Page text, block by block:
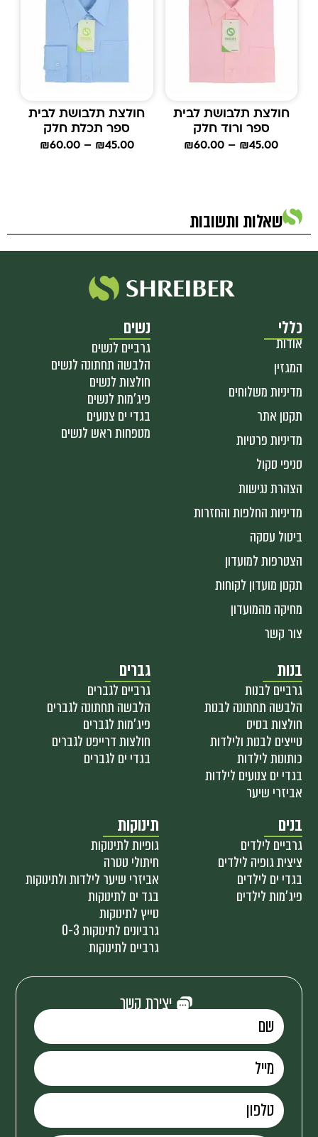
חולצת תלבושת לבית
ספר ורוד חלק
₪45.00
–
₪60.00
חולצת תלבושת לבית
ספר תכלת חלק
₪45.00
–
₪60.00
שאלות ותשובות
כללי
אודות
המגזין
מדיניות משלוחים
תקנון אתר
מדיניות פרטיות
סניפי סקול
הצהרת נגישות
מדיניות החלפות והחזרות
ביטול עסקה
הצטרפות למועדון
תקנון מועדון לקוחות
מחיקה מהמועדון
צור קשר
נשים
גרביים לנשים
הלבשה תחתונה לנשים
חולצות לנשים
פיג'מות לנשים
בגדי ים צנועים
מטפחות ראש לנשים
בנות
גרביים לבנות
הלבשה תחתונה לבנות
חולצות בסיס
טייצים לבנות ולילדות
כותונות לילדות
בגדי ים צנועים לילדות
אביזרי שיער
גברים
גרביים לגברים
הלבשה תחתונה לגברים
פיג'מות לגברים
חולצות דרייפט לגברים
בגדי ים לגברים
בנים
גרביים לילדים
ציצית גופיה לילדים
בגדי ים לילדים
פיג'מות לילדים
תינוקות
גופיות לתינוקות
חיתולי טטרה
אביזרי שיער לילדות ולתינוקות
בגד ים לתינוקות
טייץ לתינוקות
גרביונים לתינוקות 0-3
גרביים לתינוקות
יצירת קשר